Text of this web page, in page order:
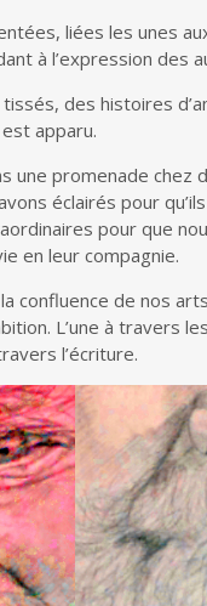
liées les unes
à l’expression des
des histoires
apparu.
une promenade chez
éclairés pour
pour que
en leur compagnie.
confluence de nos
L’une à travers
l’écriture.